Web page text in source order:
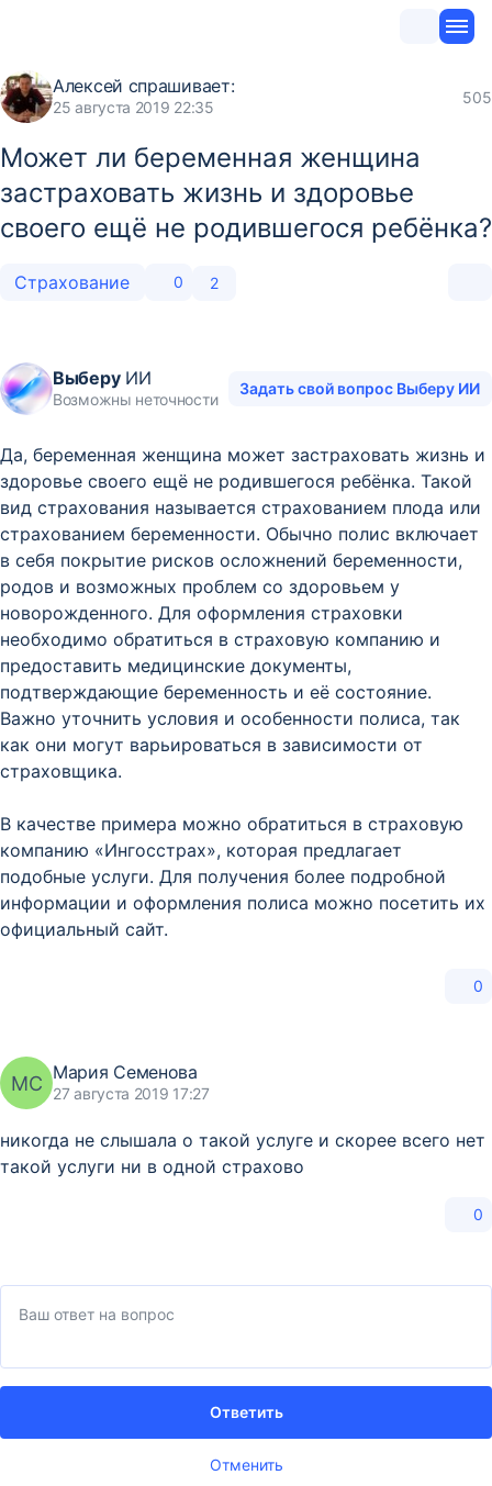
Алексей спрашивает:
25 августа 2019 22:35
505
Может ли беременная женщина
застраховать жизнь и здоровье
своего ещё не родившегося ребёнка?
Страхование 0 2
ВыберуИИ
Возможны неточности
Задать свой вопрос Выберу ИИ
Да, беременная женщина может застраховать жизнь и
здоровье своего ещё не родившегося ребёнка. Такой
вид страхования называется страхованием плода или
страхованием беременности. Обычно полис включает
в себя покрытие рисков осложнений беременности,
родов и возможных проблем со здоровьем у
новорожденного. Для оформления страховки
необходимо обратиться в страховую компанию и
предоставить медицинские документы,
подтверждающие беременность и её состояние.
Важно уточнить условия и особенности полиса, так
как они могут варьироваться в зависимости от
страховщика.
В качестве примера можно обратиться в страховую
компанию «Ингосстрах», которая предлагает
подобные услуги. Для получения более подробной
информации и оформления полиса можно посетить их
официальный сайт.
0
МС Мария Семенова
27 августа 2019 17:27
никогда не слышала о такой услуге и скорее всего нет
такой услуги ни в одной страхово
0
Отменить
Ответить